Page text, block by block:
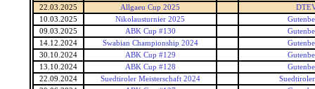
22.03.2025
Allgaeu Cup 2025
10.03.2025
Nikolausturnier 2025
09.03.2025
ABK Cup #130
14.12.2024
Swabian Championship 2024
30.10.2024
ABK Cup #129
13.10.2024
ABK Cup #128
22.09.2024
Suedtiroler Meisterschaft 2024